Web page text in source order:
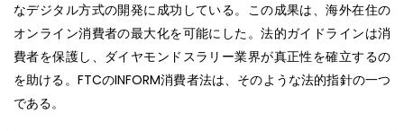
なデジタル方式の開発に成功している。この成果は、海外在住の
オンライン消費者の最大化を可能にした。法的ガイドラインは消
費者を保護し、ダイヤモンドスラリー業界が真正性を確立するの
を助ける。FTCのINFORM消費者法は、そのような法的指針の一つ
である。